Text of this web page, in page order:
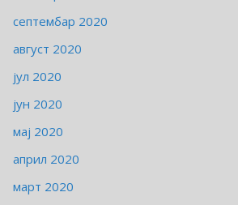
септембар 2020
август 2020
јул 2020
јун 2020
мај 2020
април 2020
март 2020